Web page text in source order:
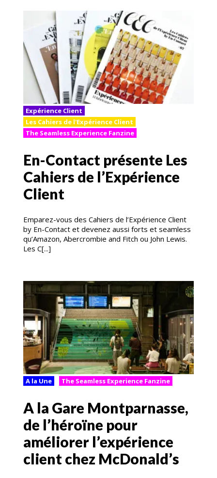
Expérience Client
Les Cahiers de l'Expérience Client
The Seamless Experience Fanzine
En-Contact présente Les
Cahiers de l’Expérience
Client
Emparez-vous des Cahiers de l’Expérience Client
by En-Contact et devenez aussi forts et seamless
qu’Amazon, Abercrombie and Fitch ou John Lewis.
Les C[...]
A la Une The Seamless Experience Fanzine
A la Gare Montparnasse,
de l’héroïne pour
améliorer l’expérience
client chez McDonald’s